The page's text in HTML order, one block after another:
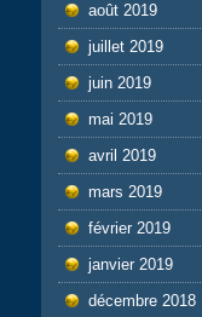
août 2019
juillet 2019
juin 2019
mai 2019
avril 2019
mars 2019
février 2019
janvier 2019
décembre 2018